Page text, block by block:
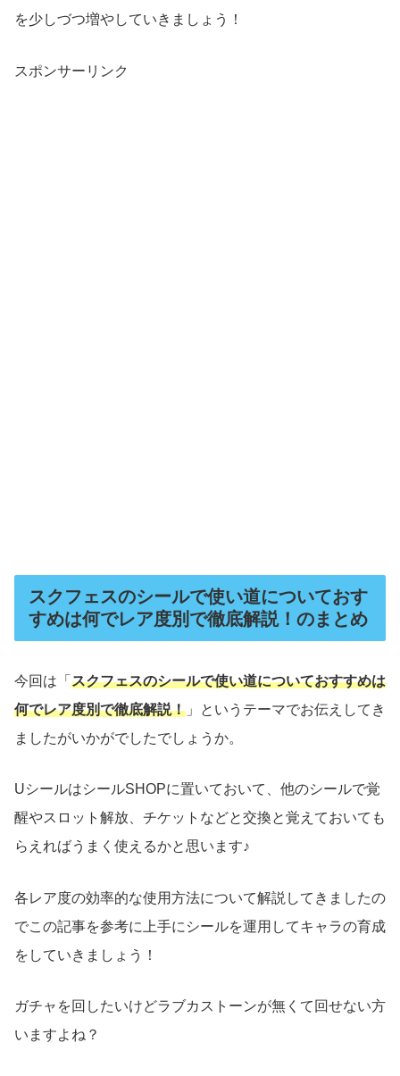
を少しづつ増やしていきましょう！
スポンサーリンク
スクフェスのシールで使い道についておす
すめは何でレア度別で徹底解説！のまとめ
今回は「 スクフェスのシールで使い道についておすすめは
何でレア度別で徹底解説！ 」というテーマでお伝えしてき
ましたがいかがでしたでしょうか。
UシールはシールSHOPに置いておいて、他のシールで覚
醒やスロット解放、チケットなどと交換と覚えておいても
らえればうまく使えるかと思います♪
各レア度の効率的な使用方法について解説してきましたの
でこの記事を参考に上手にシールを運用してキャラの育成
をしていきましょう！
ガチャを回したいけどラブカストーンが無くて回せない方
いますよね？